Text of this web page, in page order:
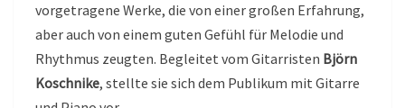
vorgetragene Werke, die von einer großen Erfahrung,
aber auch von einem guten Gefühl für Melodie und
Rhythmus zeugten. Begleitet vom Gitarristen Björn
Koschnike, stellte sie sich dem Publikum mit Gitarre